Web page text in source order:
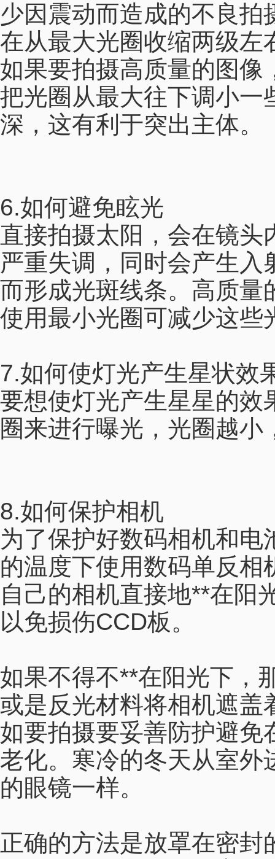
少因震动而造成的不良
在从最大光圈收缩两级左
如果要拍摄高质量的图像
把光圈从最大往下调小一
深，这有利于突出主体。
6.如何避免眩光
直接拍摄太阳，会在镜
严重失调，同时会产生
而形成光斑线条。高质量
使用最小光圈可减少这些
7.如何使灯光产生星状效
要想使灯光产生星星的效
圈来进行曝光，光圈越小
8.如何保护相机
为了保护好数码相机和
的温度下使用数码单反
自己的相机直接地**在阳
以免损伤CCD板。
如果不得不**在阳光下，
或是反光材料将相机遮盖
如要拍摄要妥善防护避免
老化。寒冷的冬天从室外
的眼镜一样。
正确的方法是放罩在密